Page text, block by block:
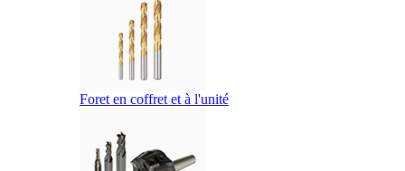
Foret en coffret et à l'unité